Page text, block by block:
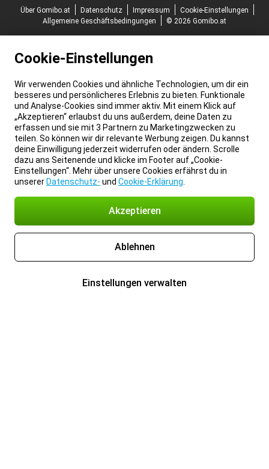
Über Gomibo.at
Datenschutz Impressum
Cookie-Einstellungen
Allgemeine Geschäftsbedingungen
© 2026 Gomibo.at
Cookie-Einstellungen
Wir verwenden Cookies und ähnliche Technologien, um dir ein
besseres und persönlicheres Erlebnis zu bieten. Funktionale
und Analyse-Cookies sind immer aktiv. Mit einem Klick auf
„Akzeptieren“ erlaubst du uns außerdem, deine Daten zu
erfassen und sie mit 3 Partnern zu Marketingzwecken zu
teilen. So können wir dir relevante Werbung zeigen. Du kannst
deine Einwilligung jederzeit widerrufen oder ändern. Scrolle
dazu ans Seitenende und klicke im Footer auf „Cookie-
Einstellungen“. Mehr über unsere Cookies erfährst du in
unserer Datenschutz- und Cookie-Erklärung
Akzeptieren
Ablehnen
Einstellungen verwalten